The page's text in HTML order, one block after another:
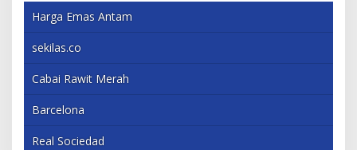
Harga Emas Antam
sekilas.co
Cabai Rawit Merah
Barcelona
Real Sociedad